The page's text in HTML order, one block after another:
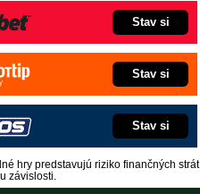
Stav si
Stav si
Stav si
hry predstavujú riziko finančných strát
závislosti.